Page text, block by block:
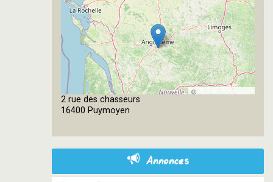
©
2 rue des chasseurs
16400 Puymoyen
Annonces